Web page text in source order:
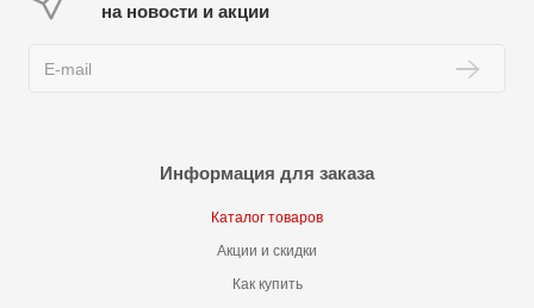
на новости и акции
Информация для заказа
Каталог товаров
Акции и скидки
Как купить